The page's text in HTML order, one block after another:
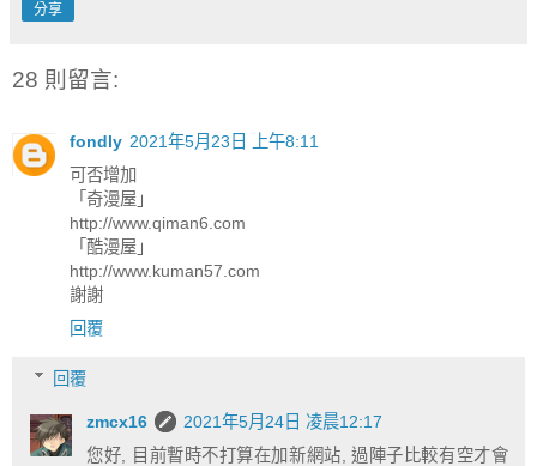
分享
28 則留言:
fondly 2021年5月23日 上午8:11
可否增加
「奇漫屋」
http://www.qiman6.com
「酷漫屋」
http://www.kuman57.com
謝謝
回覆
回覆
zmcx16
2021年5月24日 凌晨12:17
您好, 目前暫時不打算在加新網站, 過陣子比較有空才會